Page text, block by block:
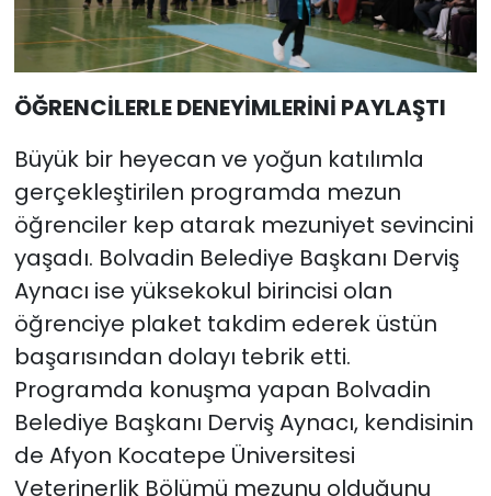
ÖĞRENCİLERLE DENEYİMLERİNİ PAYLAŞTI
Büyük bir heyecan ve yoğun katılımla
gerçekleştirilen programda mezun
öğrenciler kep atarak mezuniyet sevincini
yaşadı. Bolvadin Belediye Başkanı Derviş
Aynacı ise yüksekokul birincisi olan
öğrenciye plaket takdim ederek üstün
başarısından dolayı tebrik etti.
Programda konuşma yapan Bolvadin
Belediye Başkanı Derviş Aynacı, kendisinin
de Afyon Kocatepe Üniversitesi
Veterinerlik Bölümü mezunu olduğunu